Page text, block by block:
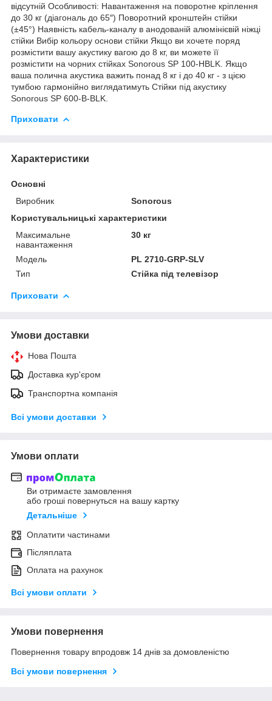
відсутній Особливості: Навантаження на поворотне кріплення
до 30 кг (діагональ до 65″) Поворотний кронштейн стійки
(±45°) Наявність кабель-каналу в анодованій алюмінієвій ніжці
стійки Вибір кольору основи стійки Якщо ви хочете поряд
розмістити вашу акустику вагою до 8 кг, ви можете її
розмістити на чорних стійках Sonorous SP 100-HBLK. Якщо
ваша полична акустика важить понад 8 кг і до 40 кг - з цією
тумбою гармонійно виглядатимуть Стійки під акустику
Sonorous SP 600-B-BLK.
Приховати
Характеристики
Основні
Виробник
Sonorous
Користувальницькі характеристики
Максимальне
навантаження
30 кг
Мoдель
PL 2710-GRP-SLV
Тип
Стійка під телевізор
Приховати
Умови доставки
Нова Пошта
Доставка кур'єром
Транспортна компанія
Всі умови доставки
Умови оплати
Ви отримаєте замовлення
або гроші повернуться на вашу картку
Детальніше
Оплатити частинами
Післяплата
Оплата на рахунок
Всі умови оплати
Умови повернення
Повернення товару впродовж 14 днів за домовленістю
Всі умови повернення